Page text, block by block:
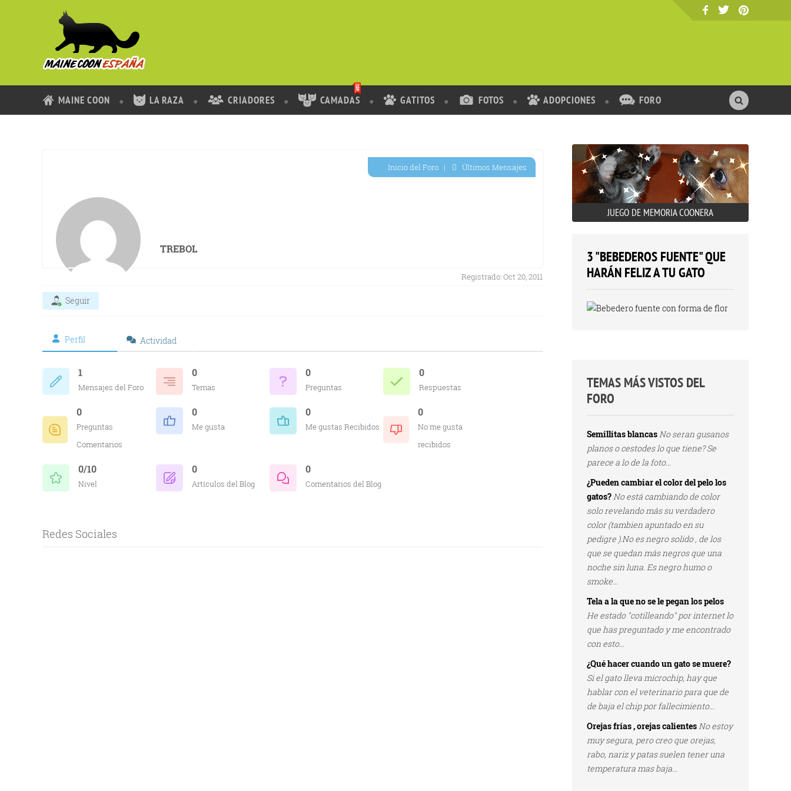
MAINE COON LA RAZA CRIADORES CAMADAS GATITOS FOTOS ADOPCIONES FORO
TREBOL
Inicio del Foro| Últimos Mensajes
Registrado: Oct 20, 2011
Seguir
Perfil Actividad
1
Mensajes del Foro
0
Temas
0
Preguntas
0
Respuestas
0
Preguntas
Comentarios
0
Me gusta
0
Me gustas Recibidos
0
No me gusta
recibidos
0/10
Nivel
0
Artículos del Blog
0
Comentarios del Blog
Redes Sociales
JUEGO DE MEMORIA COONERA
3 "BEBEDEROS FUENTE" QUE
HARÁN FELIZ A TU GATO
TEMAS MÁS VISTOS DEL
FORO
Semillitas blancasNo seran gusanos
planos o cestodes lo que tiene? Se
parece a lo de la foto...
¿Pueden cambiar el color del pelo los
gatos?No está cambiando de color
solo revelando más su verdadero
color (tambien apuntado en su
pedigre ).No es negro solido , de los
que se quedan más negros que una
noche sin luna. Es negro humo o
smoke...
Tela a la que no se le pegan los pelos
He estado "cotilleando" por internet lo
que has preguntado y me encontrado
con esto...
¿Qué hacer cuando un gato se muere?
Si el gato lleva microchip, hay que
hablar con el veterinario para que de
de baja el chip por fallecimiento...
Orejas frías , orejas calientesNo estoy
muy segura, pero creo que orejas,
rabo, nariz y patas suelen tener una
temperatura mas baja...